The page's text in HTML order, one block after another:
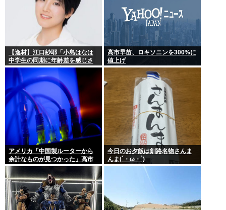
【逸材】江口紗耶「小島はなは
中学生の同期に年齢差を感じさ
せないように気を遣っている
が、同期2人は気づ
高市早苗、ロキソニンを300%に
値上げ
アメリカ「中国製ルーターから
余計なものが見つかった」高市
どうするのこれ
今日のお夕飯は釧路名物さんま
んま(´・ω・`)